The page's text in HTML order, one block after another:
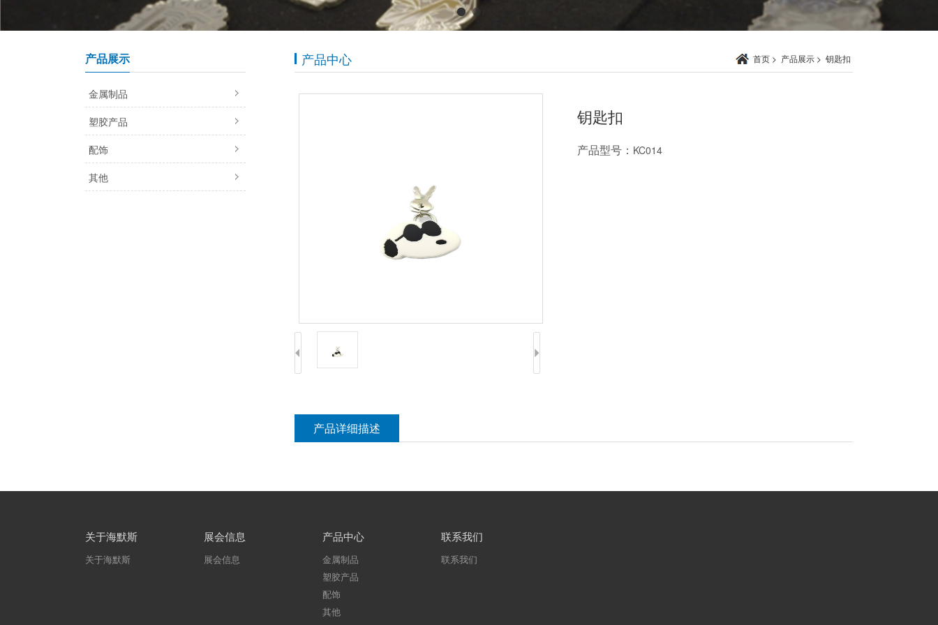
产品展示
金属制品
塑胶产品
配饰
其他
产品中心 首页 > 产品展示 > 钥匙扣
钥匙扣
产品型号： KC014
产品详细描述
关于海默斯
关于海默斯
展会信息
展会信息
产品中心
金属制品
塑胶产品
配饰
其他
联系我们
联系我们